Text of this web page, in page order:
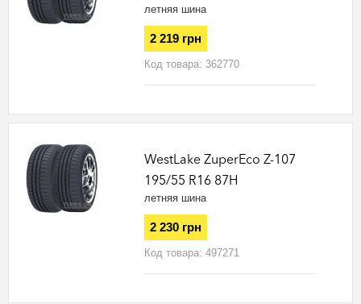
летняя шина
2 219 грн
Код товара: 362770
WestLake ZuperEco Z-107
195/55 R16 87H
летняя шина
2 230 грн
Код товара:497271